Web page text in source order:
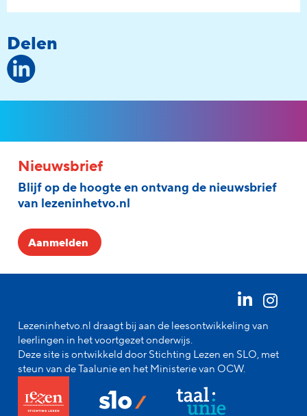
Delen
Lezeninhetvo.nl draagt bij aan de leesontwikkeling van
leerlingen in het voortgezet onderwijs.
Deze site is ontwikkeld door Stichting Lezen en SLO, met
steun van de Taalunie en het Ministerie van OCW.
Nieuwsbrief
Blijf op de hoogte en ontvang de nieuwsbrief
van lezeninhetvo.nl
Aanmelden